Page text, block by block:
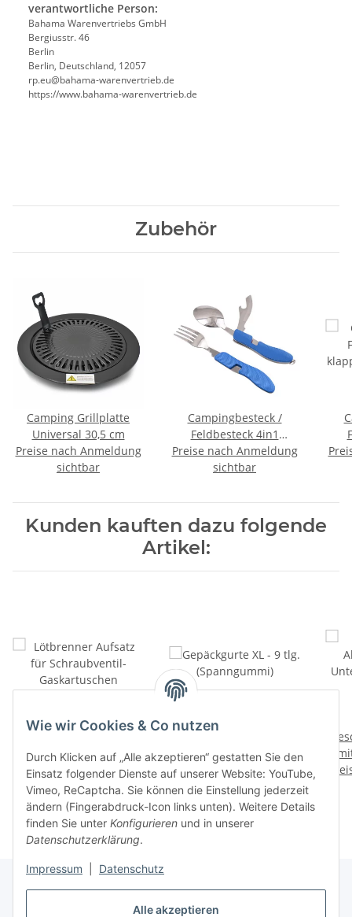
Alle akzeptieren
Wie wir Cookies & Co nutzen
Durch Klicken auf „Alle akzeptieren“ gestatten Sie den
Einsatz folgender Dienste auf unserer Website: YouTube,
Vimeo, ReCaptcha. Sie können die Einstellung jederzeit
ändern (Fingerabdruck-Icon links unten). Weitere Details
finden Sie unter Konfigurieren und in unserer
Datenschutzerklärung.
Impressum Datenschutz
verantwortliche Person:
Bahama Warenvertriebs GmbH
Bergiusstr. 46
Berlin
Berlin, Deutschland, 12057
ed.beirtrevneraw-amahab@ue.pr
https://www.bahama-warenvertrieb.de
Zubehör
Camping Grillplatte
Universal 30,5 cm
Preise nach Anmeldung
sichtbar
Campingbesteck /
Feldbesteck 4in1
klappbar im Blister -
Blau
Preise nach Anmeldung
sichtbar
Kunden kauften dazu folgende
Artikel:
Lötbrenner Aufsatz für
Schraubventil-
Gaskartuschen
Preise nach Anmeldung
sichtbar
Gepäckgurte XL - 9 tlg.
(Spanngummi)
Preise nach Anmeldung
sichtbar